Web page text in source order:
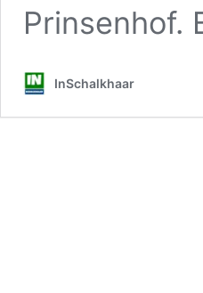
Prinsenhof.
InSchalkhaar